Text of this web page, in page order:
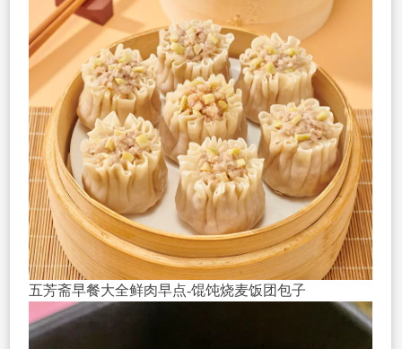
五芳斋早餐大全鲜肉早点-馄饨烧麦饭团包子